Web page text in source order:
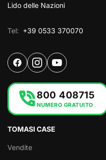
Lido delle Nazioni
Tel: +39 0533 370070
phone_in_talk800 408715
NUMERO GRATUITO
TOMASI CASE
Vendite